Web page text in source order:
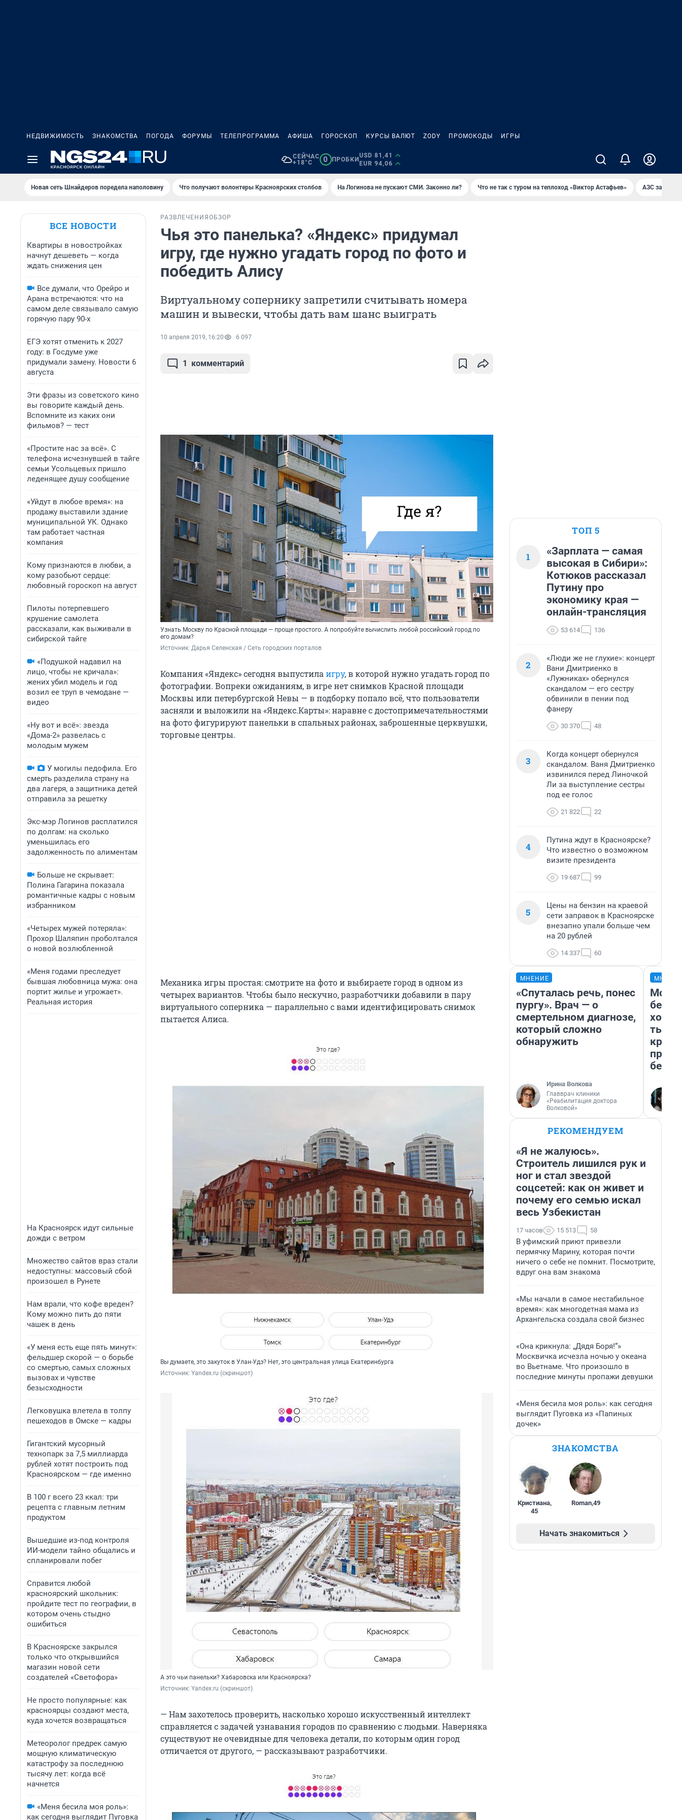
НЕДВИЖИМОСТЬ ЗНАКОМСТВА ПОГОДА ФОРУМЫ ТЕЛЕПРОГРАММА АФИША ГОРОСКОП КУРСЫ ВАЛЮТ ZODY ПРОМОКОДЫ ИГРЫ
СЕЙЧАС
+18°C
0 ПРОБКИ
USD 81,41
EUR 94,06
Новая сеть Шнайдеров поредела наполовину Что получают волонтеры Красноярских столбов На Логинова не пускают СМИ. Законно ли? Что не так с туром на теплоход «Виктор Астафьев» AЗС
ВСЕ НОВОСТИ
Квартиры в новостройках
начнут дешеветь — когда
ждать снижения цен
Все думали, что Орейро и
Арана встречаются: что на
самом деле связывало самую
горячую пару 90-х
ЕГЭ хотят отменить к 2027
году: в Госдуме уже
придумали замену. Новости 6
августа
Эти фразы из советского кино
вы говорите каждый день.
Вспомните из каких они
фильмов? — тест
«Простите нас за всё». С
телефона исчезнувшей в тайге
семьи Усольцевых пришло
леденящее душу сообщение
«Уйдут в любое время»: на
продажу выставили здание
муниципальной УК. Однако
там работает частная
компания
Кому признаются в любви, а
кому разобьют сердце:
любовный гороскоп на август
Пилоты потерпевшего
крушение самолета
рассказали, как выживали в
сибирской тайге
«Подушкой надавил на
лицо, чтобы не кричала»:
жених убил модель и год
возил ее труп в чемодане —
видео
«Ну вот и всё»: звезда
«Дома-2» развелась с
молодым мужем
У могилы педофила. Его
смерть разделила страну на
два лагеря, а защитника детей
отправила за решетку
Экс-мэр Логинов расплатился
по долгам: на сколько
уменьшилась его
задолженность по алиментам
Больше не скрывает:
Полина Гагарина показала
романтичные кадры с новым
избранником
«Четырех мужей потеряла»:
Прохор Шаляпин проболтался
о новой возлюбленной
«Меня годами преследует
бывшая любовница мужа: она
портит жилье и угрожает».
Реальная история
На Красноярск идут сильные
дожди с ветром
Множество сайтов враз стали
недоступны: массовый сбой
произошел в Рунете
Нам врали, что кофе вреден?
Кому можно пить до пяти
чашек в день
«У меня есть еще пять минут»:
фельдшер скорой — о борьбе
со смертью, самых сложных
вызовах и чувстве
безысходности
Легковушка влетела в толпу
пешеходов в Омске — кадры
Гигантский мусорный
технопарк за 7,5 миллиарда
рублей хотят построить под
Красноярском — где именно
В 100 г всего 23 ккал: три
рецепта с главным летним
продуктом
Вышедшие из-под контроля
ИИ-модели тайно общались и
спланировали побег
Справится любой
красноярский школьник:
пройдите тест по географии, в
котором очень стыдно
ошибиться
В Красноярске закрылся
только что открывшийся
магазин новой сети
создателей «Светофора»
Не просто популярные: как
красноярцы создают места,
куда хочется возвращаться
Метеоролог предрек самую
мощную климатическую
катастрофу за последнюю
тысячу лет: когда всё
начнется
«Меня бесила моя роль»:
как сегодня выглядит Пуговка
РАЗВЛЕЧЕНИЯ ОБЗОР
Чья это панелька? «Яндекс» придумал
игру, где нужно угадать город по фото и
победить Алису
Виртуальному сопернику запретили считывать номера
машин и вывески, чтобы дать вам шанс выиграть
10 апреля 2019, 16:20 6 097
1 комментарий
Узнать Москву по Красной площади — проще простого. А попробуйте вычислить любой российский город по
его домам?
Источник: Дарья Селенская / Сеть городских порталов
Компания «Яндекс» сегодня выпустила игру, в которой нужно угадать город по
фотографии. Вопреки ожиданиям, в игре нет снимков Красной площади
Москвы или петербургской Невы — в подборку попало всё, что пользователи
засняли и выложили на «Яндекс.Карты»: наравне с достопримечательностями
на фото фигурируют панельки в спальных районах, заброшенные церквушки,
торговые центры.
Механика игры простая: смотрите на фото и выбираете город в одном из
четырех вариантов. Чтобы было нескучно, разработчики добавили в пару
виртуального соперника — параллельно с вами идентифицировать снимок
пытается Алиса.
Вы думаете, это закуток в Улан-Удэ? Нет, это центральная улица Екатеринбурга
Источник: Yandex.ru (скриншот)
А это чьи панельки? Хабаровска или Красноярска?
Источник: Yandex.ru (скриншот)
— Нам захотелось проверить, насколько хорошо искусственный интеллект
справляется с задачей узнавания городов по сравнению с людьми. Наверняка
существуют не очевидные для человека детали, по которым один город
отличается от другого, — рассказывают разработчики.
ТОП 5
1
«Зарплата — самая
высокая в Сибири»:
Котюков рассказал
Путину про
экономику края —
онлайн-трансляция
53 614 136
2
«Люди же не глухие»: концерт
Вани Дмитриенко в
«Лужниках» обернулся
скандалом — его сестру
обвинили в пении под
фанеру
30 370 48
3
Когда концерт обернулся
скандалом. Ваня Дмитриенко
извинился перед Линочкой
Ли за выступление сестры
под ее голос
21 822 22
4
Путина ждут в Красноярске?
Что известно о возможном
визите президента
19 687 99
5
Цены на бензин на краевой
сети заправок в Красноярске
внезапно упали больше чем
на 20 рублей
14 337 60
МНЕНИЕ
«Спуталась речь, понес
пургу». Врач — о
смертельном диагнозе,
который сложно
обнаружить
Ирина Волкова
Главврач клиники
«Реабилитация доктора
Волковой»
Мой
РЕКОМЕНДУЕМ
«Я не жалуюсь».
Строитель лишился рук и
ног и стал звездой
соцсетей: как он живет и
почему его семью искал
весь Узбекистан
17 часов 15 513 58
В уфимский приют привезли
пермячку Марину, которая почти
ничего о себе не помнит. Посмотрите,
вдруг она вам знакома
«Мы начали в самое нестабильное
время»: как многодетная мама из
Архангельска создала свой бизнес
«Она крикнула: „Дядя Боря!“»
Москвичка исчезла ночью у океана
во Вьетнаме. Что произошло в
последние минуты пропажи девушки
«Меня бесила моя роль»: как сегодня
выглядит Пуговка из «Папиных
дочек»
ЗНАКОМСТВА
Кристиана,
45
Roman,49
Начать знакомиться